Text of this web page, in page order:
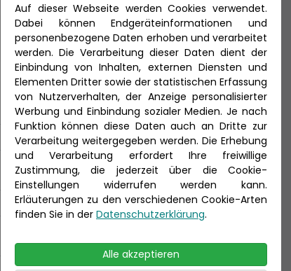
Nachname *
Auf dieser Webseite werden Cookies verwendet.
Dabei können Endgeräteinformationen und
personenbezogene Daten erhoben und verarbeitet
werden. Die Verarbeitung dieser Daten dient der
Einbindung von Inhalten, externen Diensten und
Elementen Dritter sowie der statistischen Erfassung
von Nutzerverhalten, der Anzeige personalisierter
Werbung und Einbindung sozialer Medien. Je nach
Funktion können diese Daten auch an Dritte zur
Verarbeitung weitergegeben werden. Die Erhebung
und Verarbeitung erfordert Ihre freiwillige
Zustimmung, die jederzeit über die Cookie-
Einstellungen widerrufen werden kann.
Erläuterungen zu den verschiedenen Cookie-Arten
finden Sie in der Datenschutzerklärung.
Alle akzeptieren